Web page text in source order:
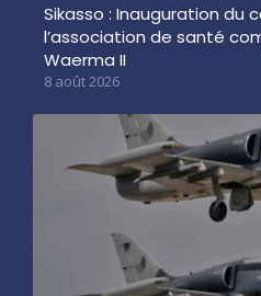
Sikasso : Inauguration du
l’association de santé
Waerma II
8 août 2026